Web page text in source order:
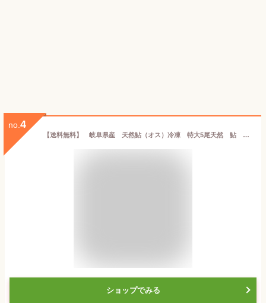
no. 4
【送料無料】 岐阜県産 天然鮎（オス）冷凍 特大5尾天然 鮎 アユ 岐阜 あゆ 高級 極上 一級品
ショップでみる